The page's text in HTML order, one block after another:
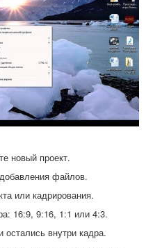
новый проект.
файлов.
или кадрирования.
16:9, 9:16, 1:1 или 4:3.
внутри кадра.